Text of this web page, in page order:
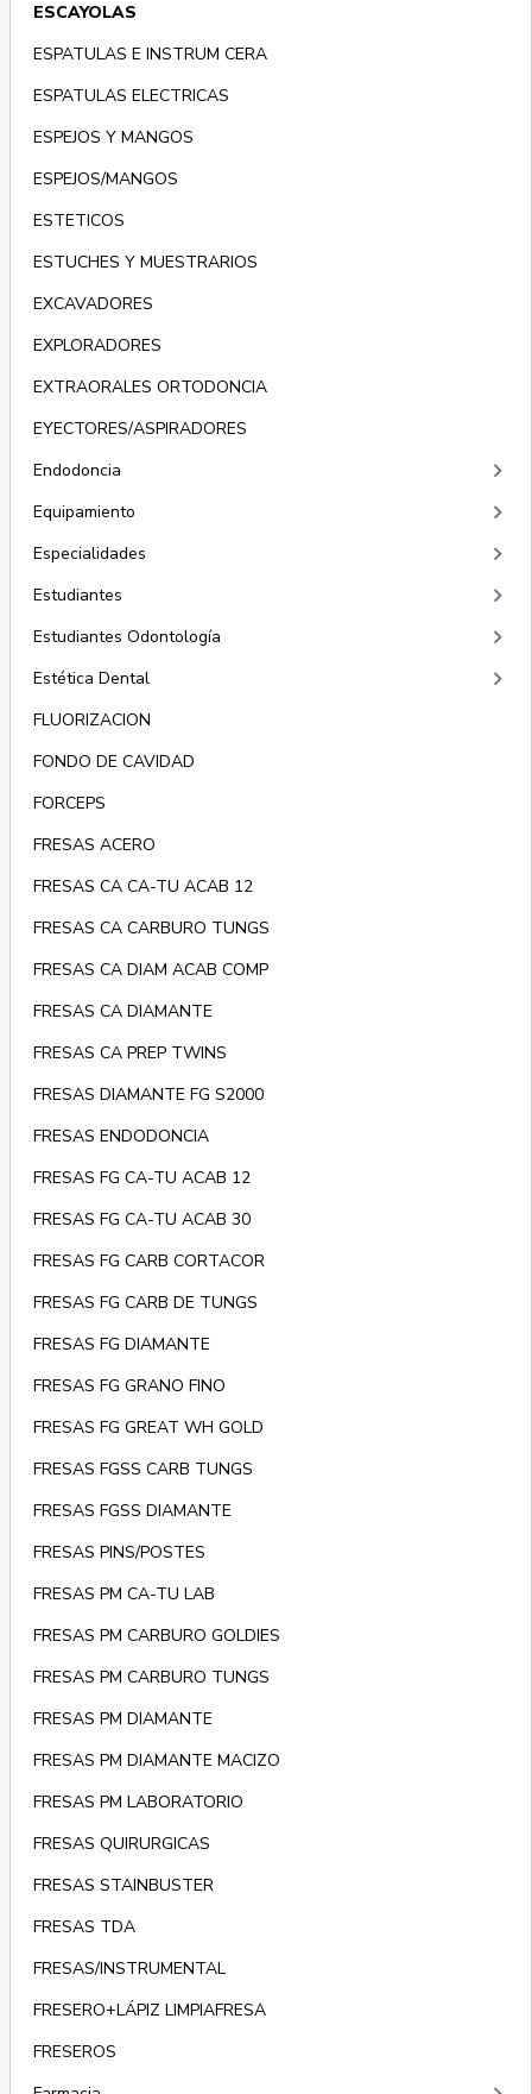
ESCAYOLAS
ESPATULAS E INSTRUM CERA
ESPATULAS ELECTRICAS
ESPEJOS Y MANGOS
ESPEJOS/MANGOS
ESTETICOS
ESTUCHES Y MUESTRARIOS
EXCAVADORES
EXPLORADORES
EXTRAORALES ORTODONCIA
EYECTORES/ASPIRADORES
Endodoncia
keyboard_arrow_right
Equipamiento keyboard_arrow_right
Especialidades keyboard_arrow_right
Estudiantes keyboard_arrow_right
Estudiantes Odontología keyboard_arrow_right
Estética Dental keyboard_arrow_right
FLUORIZACION
FONDO DE CAVIDAD
FORCEPS
FRESAS ACERO
FRESAS CA CA-TU ACAB 12
FRESAS CA CARBURO TUNGS
FRESAS CA DIAM ACAB COMP
FRESAS CA DIAMANTE
FRESAS CA PREP TWINS
FRESAS DIAMANTE FG S2000
FRESAS ENDODONCIA
FRESAS FG CA-TU ACAB 12
FRESAS FG CA-TU ACAB 30
FRESAS FG CARB CORTACOR
FRESAS FG CARB DE TUNGS
FRESAS FG DIAMANTE
FRESAS FG GRANO FINO
FRESAS FG GREAT WH GOLD
FRESAS FGSS CARB TUNGS
FRESAS FGSS DIAMANTE
FRESAS PINS/POSTES
FRESAS PM CA-TU LAB
FRESAS PM CARBURO GOLDIES
FRESAS PM CARBURO TUNGS
FRESAS PM DIAMANTE
FRESAS PM DIAMANTE MACIZO
FRESAS PM LABORATORIO
FRESAS QUIRURGICAS
FRESAS STAINBUSTER
FRESAS TDA
FRESAS/INSTRUMENTAL
FRESERO+LÁPIZ LIMPIAFRESA
FRESEROS